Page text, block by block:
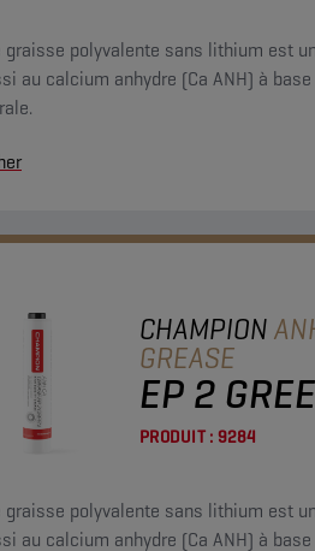
graisse polyvalente sans lithium est
au calcium anhydre (Ca ANH) à base
CHAMPION
GREASE
EP 2
PRODUIT : 9284
graisse polyvalente sans lithium est
au calcium anhydre (Ca ANH) à base